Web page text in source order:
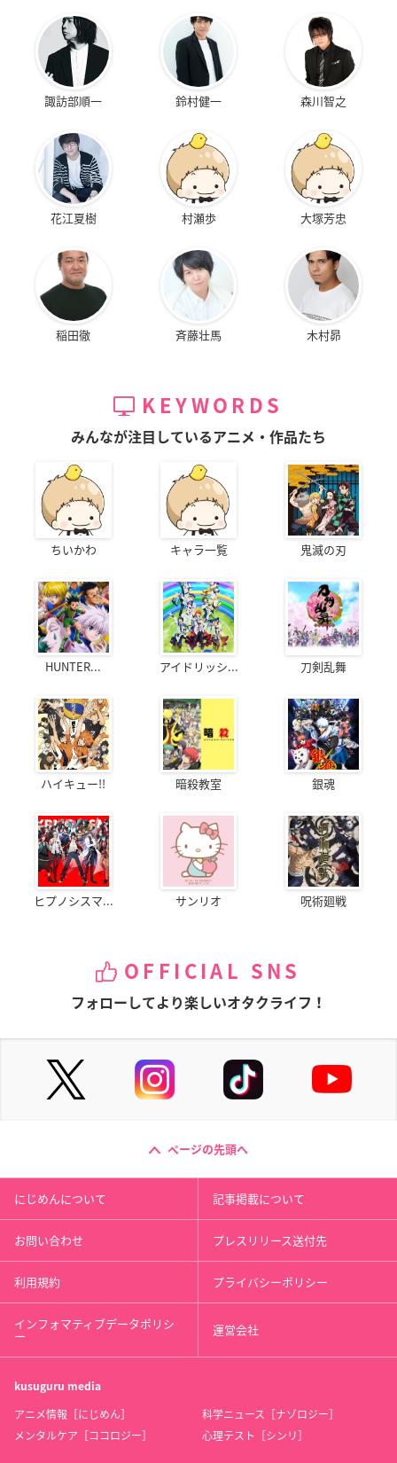
諏訪部順一 鈴村健一 森川智之
花江夏樹 村瀬歩 大塚芳忠
稲田徹 斉藤壮馬 木村昴
KEYWORDS
みんなが注目しているアニメ・作品たち
ちいかわ キャラ一覧 鬼滅の刃
HUNTER... アイドリッシ... 刀剣乱舞
ハイキュー!! 暗殺教室 銀魂
ヒプノシスマ... サンリオ 呪術廻戦
OFFICIAL SNS
フォローしてより楽しいオタクライフ！
ページの先頭へ
にじめんについて 記事掲載について
お問い合わせ プレスリリース送付先
利用規約 プライバシーポリシー
インフォマティブデータポリシ
ー 運営会社
kusuguru media
アニメ情報［にじめん］
科学ニュース［ナゾロジー］
メンタルケア［ココロジー］
心理テスト［シンリ］